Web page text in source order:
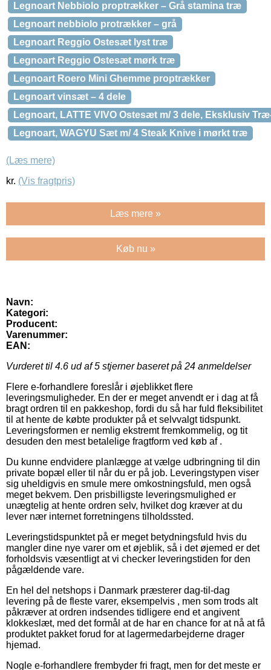
Legnoart Nebbiolo proptrækker – Grå stamina træ
Legnoart nebbiolo protrækker – grå
Legnoart Reggio Ostesæt lyst træ
Legnoart Reggio Ostesæt mørk træ
Legnoart Roero Mini Ghemme proptrækker
Legnoart vinsæt – 4 dele
Legnoart, LATTE VIVO Ostesæt m/ 3 dele, Eksklusiv
Legnoart, WAGYU Sæt m/ 4 Steak Knive i mørkt træ
(Læs mere)
kr. (Vis fragtpris)
Læs mere »
Køb nu »
Navn:
Kategori:
Producent:
Varenummer:
EAN:
Vurderet til 4.6 ud af 5 stjerner baseret på 24 anmeldelser
Flere e-forhandlere foreslår i øjeblikket flere
leveringsmuligheder. En der er meget anvendt er i dag at få
bragt ordren til en pakkeshop, fordi du så har fuld fleksibilitet
til at hente de købte produkter på et selvvalgt tidspunkt.
Leveringsformen er nemlig ekstremt fremkommelig, og tit
desuden den mest betalelige fragtform ved køb af .
Du kunne endvidere planlægge at vælge udbringning til din
private bopæl eller til når du er på job. Leveringstypen viser
sig uheldigvis en smule mere omkostningsfuld, men også
meget bekvem. Den prisbilligste leveringsmulighed er
unægtelig at hente ordren selv, hvilket dog kræver at du
lever nær internet forretningens tilholdssted.
Leveringstidspunktet på er meget betydningsfuld hvis du
mangler dine nye varer om et øjeblik, så i det øjemed er det
forholdsvis væsentligt at vi checker leveringstiden for den
pågældende vare.
En hel del netshops i Danmark præsterer dag-til-dag
levering på de fleste varer, eksempelvis , men som trods alt
påkræver at ordren indsendes tidligere end et angivent
klokkeslæt, med det formål at de har en chance for at nå at få
produktet pakket forud for at lagermedarbejderne drager
hjemad.
Nogle e-forhandlere frembyder fri fragt, men for det meste er